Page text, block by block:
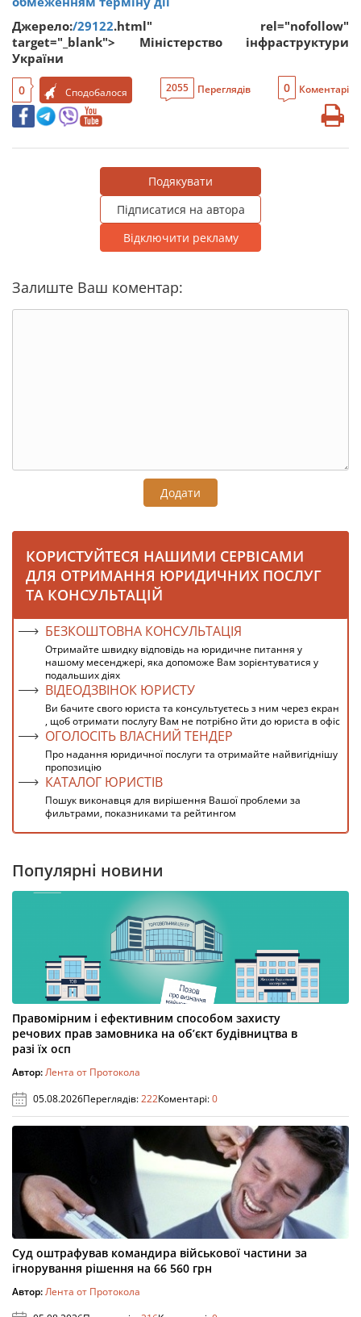
Джерело:/29122.html" rel="nofollow"
target="_blank"> Міністерство інфраструктури
України
0 Сподобалося 2055 Переглядів 0 Коментарі
Подякувати
Підписатися на автора
Відключити рекламу
Залиште Ваш коментар:
Додати
КОРИСТУЙТЕСЯ НАШИМИ СЕРВІСАМИ
ДЛЯ ОТРИМАННЯ ЮРИДИЧНИХ ПОСЛУГ
ТА КОНСУЛЬТАЦІЙ
БЕЗКОШТОВНА КОНСУЛЬТАЦІЯ
Отримайте швидку відповідь на юридичне питання у
нашому месенджері, яка допоможе Вам зорієнтуватися у
подальших діях
ВІДЕОДЗВІНОК ЮРИСТУ
Ви бачите свого юриста та консультуєтесь з ним через екран
, щоб отримати послугу Вам не потрібно йти до юриста в офіс
ОГОЛОСІТЬ ВЛАСНИЙ ТЕНДЕР
Про надання юридичної послуги та отримайте найвигіднішу
пропозицію
КАТАЛОГ ЮРИСТІВ
Пошук виконавця для вирішення Вашої проблеми за
фильтрами, показниками та рейтингом
Популярні новини
Правомірним і ефективним способом захисту
речових прав замовника на об’єкт будівництва в
разі їх осп
Автор:Лента от Протокола
05.08.2026Переглядів:222Коментарі:0
Суд оштрафував командира військової частини за
ігнорування рішення на 66 560 грн
Автор:Лента от Протокола